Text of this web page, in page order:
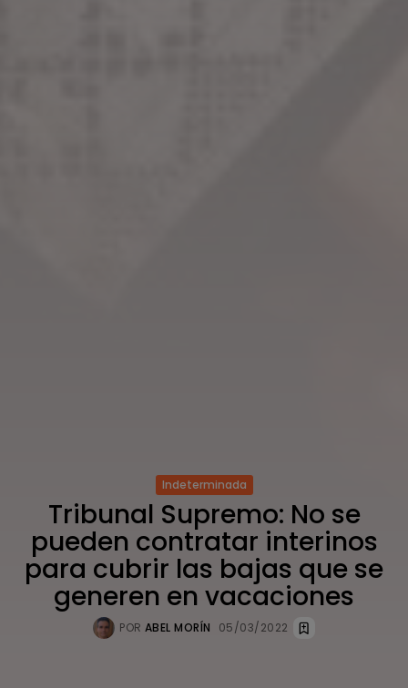
Indeterminada
Tribunal Supremo: No se
pueden contratar interinos
para cubrir las bajas que se
generen en vacaciones
POR ABEL MORÍN 05/03/2022